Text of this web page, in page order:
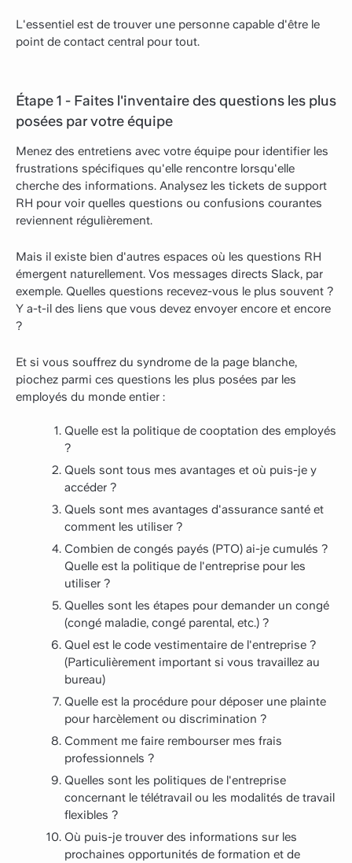
L'essentiel est de trouver une personne capable d'être le
point de contact central pour tout.
Étape 1 - Faites l'inventaire des questions les plus
posées par votre équipe
Menez des entretiens avec votre équipe pour identifier les
frustrations spécifiques qu'elle rencontre lorsqu'elle
cherche des informations. Analysez les tickets de support
RH pour voir quelles questions ou confusions courantes
reviennent régulièrement.
Mais il existe bien d'autres espaces où les questions RH
émergent naturellement. Vos messages directs Slack, par
exemple. Quelles questions recevez-vous le plus souvent ?
Y a-t-il des liens que vous devez envoyer encore et encore
?
Et si vous souffrez du syndrome de la page blanche,
piochez parmi ces questions les plus posées par les
employés du monde entier :
Quelle est la politique de cooptation des employés
?
Quels sont tous mes avantages et où puis-je y
accéder ?
Quels sont mes avantages d'assurance santé et
comment les utiliser ?
Combien de congés payés (PTO) ai-je cumulés ?
Quelle est la politique de l'entreprise pour les
utiliser ?
Quelles sont les étapes pour demander un congé
(congé maladie, congé parental, etc.) ?
Quel est le code vestimentaire de l'entreprise ?
(Particulièrement important si vous travaillez au
bureau)
Quelle est la procédure pour déposer une plainte
pour harcèlement ou discrimination ?
Comment me faire rembourser mes frais
professionnels ?
Quelles sont les politiques de l'entreprise
concernant le télétravail ou les modalités de travail
flexibles ?
Où puis-je trouver des informations sur les
prochaines opportunités de formation et de